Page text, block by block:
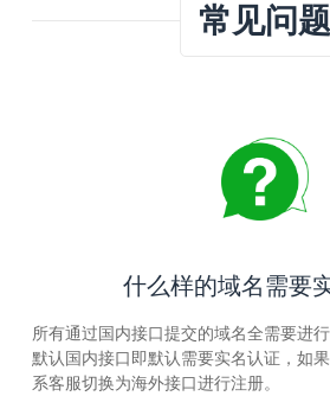
常见问题
什么样的域名需要
所有通过国内接口提交的域名全需要进
默认国内接口即默认需要实名认证，如
系客服切换为海外接口进行注册。